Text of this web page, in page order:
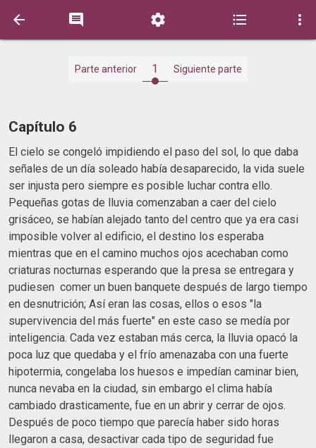
    
Parte anterior 1 Siguiente parte
Capítulo 6
El cielo se congeló impidiendo el paso del sol, lo que daba
señales de un día soleado había desaparecido, la vida suele
ser injusta pero siempre es posible luchar contra ello.
Pequeñas gotas de lluvia comenzaban a caer del cielo
grisáceo, se habían alejado tanto del centro que ya era casi
imposible volver al edificio, el destino los esperaba
mientras que en el camino muchos ojos acechaban como
criaturas nocturnas esperando que la presa se entregara y
pudiesen comer un buen banquete después de largo tiempo
en desnutrición; Así eran las cosas, ellos o esos "la
supervivencia del más fuerte" en este caso se medía por
inteligencia. Cada vez estaban más cerca, la lluvia opacó la
poca luz que quedaba y el frío amenazaba con una fuerte
hipotermia, congelaba los huesos e impedían caminar bien,
nunca nevaba en la ciudad, sin embargo el clima había
cambiado drasticamente, fue en un abrir y cerrar de ojos.
Después de poco tiempo que parecía haber sido horas
llegaron a casa, desactivar cada tipo de seguridad fue